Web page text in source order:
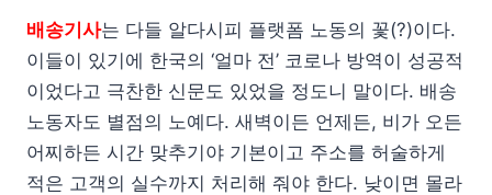
배송기사는 다들 알다시피 플랫폼 노동의 꽃(?)이다.
이들이 있기에 한국의 ‘얼마 전’ 코로나 방역이 성공적
이었다고 극찬한 신문도 있었을 정도니 말이다. 배송
노동자도 별점의 노예다. 새벽이든 언제든, 비가 오든
어찌하든 시간 맞추기야 기본이고 주소를 허술하게
적은 고객의 실수까지 처리해 줘야 한다. 낮이면 몰라